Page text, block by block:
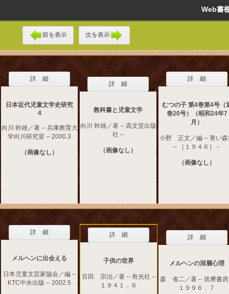
Web
前を表示 次を表示
詳 細
日本近代児童文学史研究
4
向川 幹雄／著 -- 兵庫教育大
学向川研究室 -- 2000.3
（画像なし）
詳 細
教科書と児童文学
向川 幹雄／著 -- 高文堂出版
社 --
（画像なし）
詳 細
むつの子 第4巻第4号（
巻20号）（昭和24年7
月）
小野 正文／編 -- 青い森
-- ［１９４６］－
（画像なし）
詳 細
メルヘンに出会える
日本児童文芸家協会／編 --
KTC中央出版 -- 2002.5
詳 細
子供の世界
百田 宗治／著 -- 有光社 --
１９４１．６
詳 細
メルヘンの深層心理
森 省二／著 -- 筑摩書房
１９９６．７